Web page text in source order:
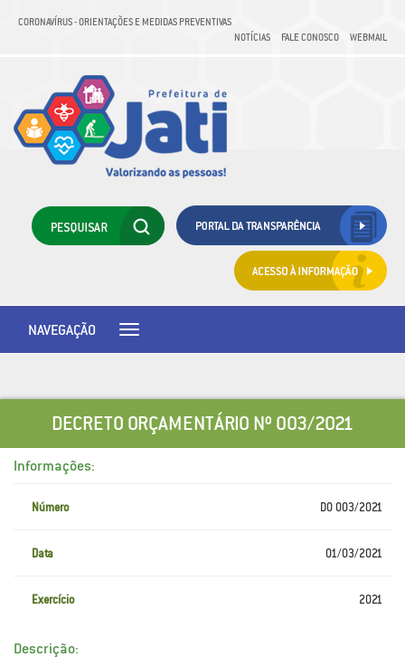
CORONAVÍRUS - ORIENTAÇÕES E MEDIDAS PREVENTIVAS
NOTÍCIAS
FALE CONOSCO WEBMAIL
Toggle
NAVEGAÇÃO
DECRETO ORÇAMENTÁRIO Nº 003/2021
Informações:
Número DO 003/2021
Data 01/03/2021
Exercício 2021
Descrição: